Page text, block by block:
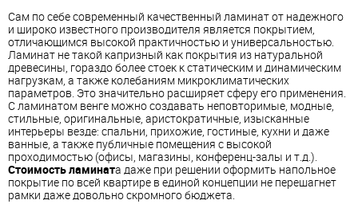
Сам по себе современный качественный ламинат от надежного
и широко известного производителя является покрытием,
отличающимся высокой практичностью и универсальностью.
Ламинат не такой капризный как покрытия из натуральной
древесины, гораздо более стоек к статическим и динамическим
нагрузкам, а также колебаниям микроклиматических
параметров. Это значительно расширяет сферу его применения.
С ламинатом венге можно создавать неповторимые, модные,
стильные, оригинальные, аристократичные, изысканные
интерьеры везде: спальни, прихожие, гостиные, кухни и даже
ванные, а также публичные помещения с высокой
проходимостью (офисы, магазины, конференц-залы и т.д.).
Стоимость ламината даже при решении оформить напольное
покрытие по всей квартире в единой концепции не перешагнет
рамки даже довольно скромного бюджета.